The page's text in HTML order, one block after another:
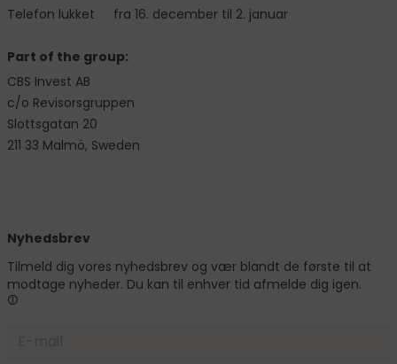
Telefon lukket
fra 16. december til 2. januar
Part of the group:
CBS Invest AB
c/o Revisorsgruppen
Slottsgatan 20
211 33 Malmö, Sweden
Nyhedsbrev
Tilmeld dig vores nyhedsbrev og vær blandt de første til at
modtage nyheder. Du kan til enhver tid afmelde dig igen.